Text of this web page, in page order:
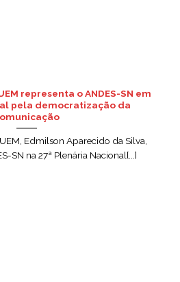
FONTE
representa o ANDES-SN em
pela democratização da
Edmilson Aparecido da Silva,
SN na 27ª Plenária Nacional[...]